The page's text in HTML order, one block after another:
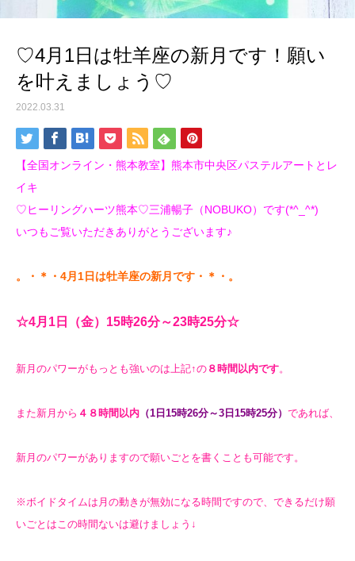
♡4月1日は牡羊座の新月です！願い
を叶えましょう♡
2022.03.31
【全国オンライン・熊本教室】熊本市中央区パステルアートとレ
イキ
♡ヒーリングハーツ熊本♡三浦暢子（NOBUKO）です(*^_^*)
いつもご覧いただきありがとうございます♪
。・＊・4月1日は牡羊座の新月です・＊・。
☆4月1 日（金）15時26分～23時25分☆
新月のパワーがもっとも強いのは上記↑の ８時間以内です。
また新月から ４８時間以内 （1日15時26分～3日15時25分） であれば、
新月のパワーがありますので願いごとを書くことも可能です。
※ボイドタイムは月の動きが無効になる時間ですので、できるだけ願
いごとはこの時間ないは避けましょう↓